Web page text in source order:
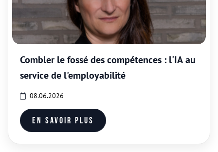
Combler le fossé des compétences : l'IA au
service de l'employabilité
08.06.2026
En savoir plus